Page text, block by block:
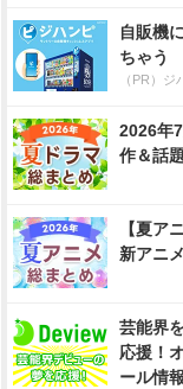
自販機
ちゃう
（PR）ジ
2026年
作＆話
【夏ア
新アニ
芸能界
応援！
ール情